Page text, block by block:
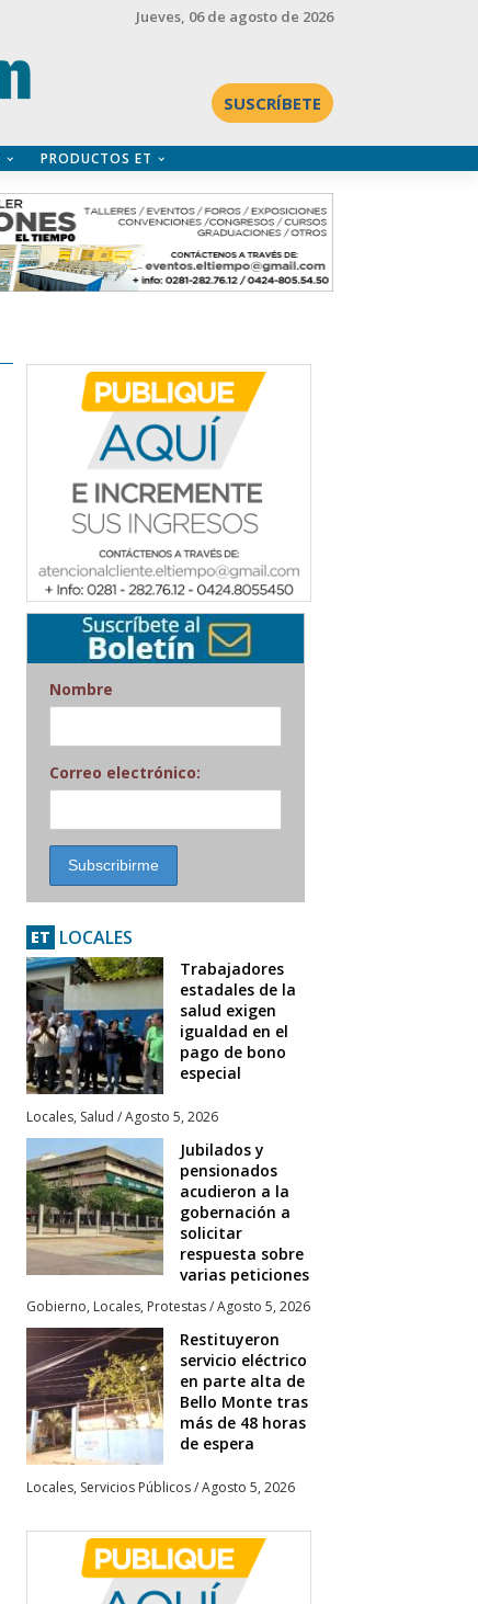
Jueves, 06 de agosto de 2026
SUSCRÍBETE
PRODUCTOS ET
Nombre
Correo electrónico:
ET LOCALES
Trabajadores
estadales de la
salud exigen
igualdad en el
pago de bono
especial
Locales, Salud /Agosto 5, 2026
Jubilados y
pensionados
acudieron a la
gobernación a
solicitar
respuesta sobre
varias peticiones
Gobierno, Locales, Protestas/Agosto 5, 2026
Restituyeron
servicio eléctrico
en parte alta de
Bello Monte tras
más de 48 horas
de espera
Locales, Servicios Públicos/Agosto 5, 2026